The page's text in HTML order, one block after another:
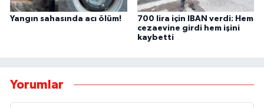
Yangın sahasında acı ölüm!
700 lira için IBAN verdi: Hem
cezaevine girdi hem işini
kaybetti
Yorumlar